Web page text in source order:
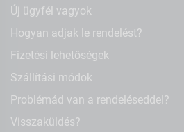
Új ügyfél vagyok
Hogyan adjak le rendelést?
Fizetési lehetőségek
Szállítási módok
Problémád van a rendeléseddel?
Visszaküldés?